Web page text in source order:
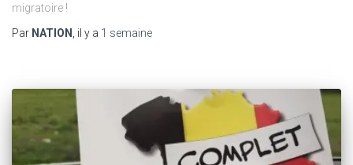
migratoire !
Par NATION , il y a 1 semaine